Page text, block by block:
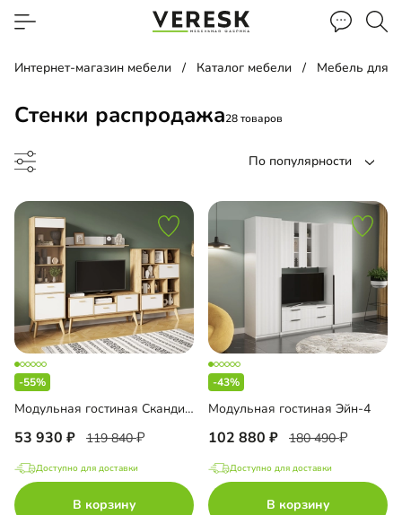
Интернет-магазин мебели Каталог мебели Мебель для
Стенки распродажа28 товаров
По популярности
гостиная
стенка
до
-55%
Модульная гостиная Скандивуд-2
53 930 119 840
Доступно для доставки
В корзину
-43%
Модульная гостиная Эйн-4
102 880 180 490
Доступно для доставки
В корзину